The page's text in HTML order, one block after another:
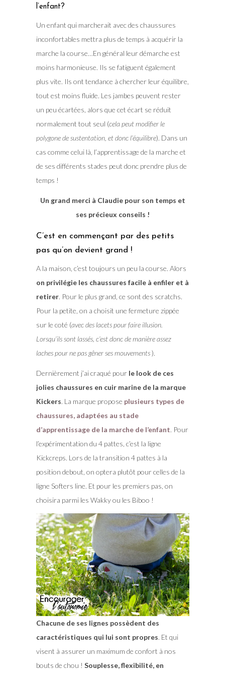
l’enfant?
Un enfant qui marcherait avec des chaussures
inconfortables mettra plus de temps à acquérir la
marche la course…En général leur démarche est
moins harmonieuse. Ils se fatiguent également
plus vite. Ils ont tendance à chercher leur équilibre,
tout est moins fluide. Les jambes peuvent rester
un peu écartées, alors que cet écart se réduit
normalement tout seul (cela peut modifier le
polygone de sustentation, et donc l’équilibre). Dans un
cas comme celui là, l’apprentissage de la marche et
de ses différents stades peut donc prendre plus de
temps !
Un grand merci à Claudie pour son temps et
ses précieux conseils !
C’est en commençant par des petits
pas qu’on devient grand !
A la maison, c’est toujours un peu la course. Alors
on privilégie les chaussures facile à enfiler et à
retirer. Pour le plus grand, ce sont des scratchs.
Pour la petite, on a choisit une fermeture zippée
sur le coté (avec des lacets pour faire illusion.
Lorsqu’ils sont lassés, c’est donc de manière assez
laches pour ne pas gêner ses mouvements).
Dernièrement j’ai craqué pour le look de ces
jolies chaussures en cuir marine de la marque
Kickers. La marque propose plusieurs types de
chaussures, adaptées au stade
d’apprentissage de la marche de l’enfant. Pour
l’expérimentation du 4 pattes, c’est la ligne
Kickcreps. Lors de la transition 4 pattes à la
position debout, on optera plutôt pour celles de la
ligne Softers line. Et pour les premiers pas, on
choisira parmi les Wakky ou les Biboo !
Chacune de ses lignes possèdent des
caractéristiques qui lui sont propres. Et qui
visent à assurer un maximum de confort à nos
bouts de chou ! Souplesse, flexibilité, en